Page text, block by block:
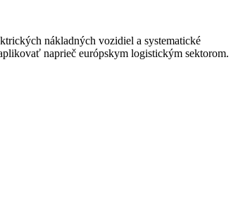
nákladných vozidiel a systematické
naprieč európskym logistickým sektorom.